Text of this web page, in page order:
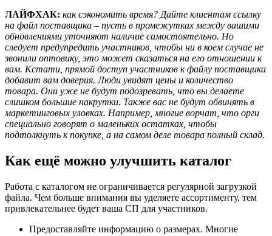
ЛАЙФХАК: как сэкономить время? Дайте клиентам ссылку
на файл поставщика – пусть в промежутках между вашими
обновлениями уточняют наличие самостоятельно. Но
следует предупредить участников, чтобы ни в коем случае не
звонили оптовику, это может сказаться на его отношении к
вам. Кстати, прямой доступ участников к файлу поставщика
добавит вам доверия. Люди увидят цены и количество
товара. Они уже не будут подозревать, что вы делаете
слишком большие накрутки. Также вас не будут обвинять в
маркетинговых уловках. Например, многие ворчат, что орги
специально говорят о маленьких остатках, чтобы
подтолкнуть к покупке, а на самом деле товара полный склад.
Как ещё можно улучшить каталог
Работа с каталогом не ограничивается регулярной загрузкой
файла. Чем больше внимания вы уделяете ассортименту, тем
привлекательнее будет ваша СП для участников.
Предоставляйте информацию о размерах. Многие